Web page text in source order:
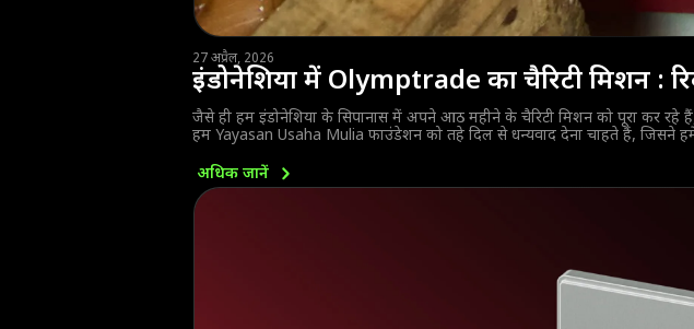
27 अप्रैल, 2026
इंडोनेशिया में Olymptrade का चैरिटी मिशन :
जैसे ही हम इंडोनेशिया के सिपानास में अपने आठ महीने के चैरिटी मिशन को पूरा कर
हम Yayasan Usaha Mulia फाउंडेशन को तहे दिल से धन्यवाद देना चाहते हैं, जिसने
अधिक जानें